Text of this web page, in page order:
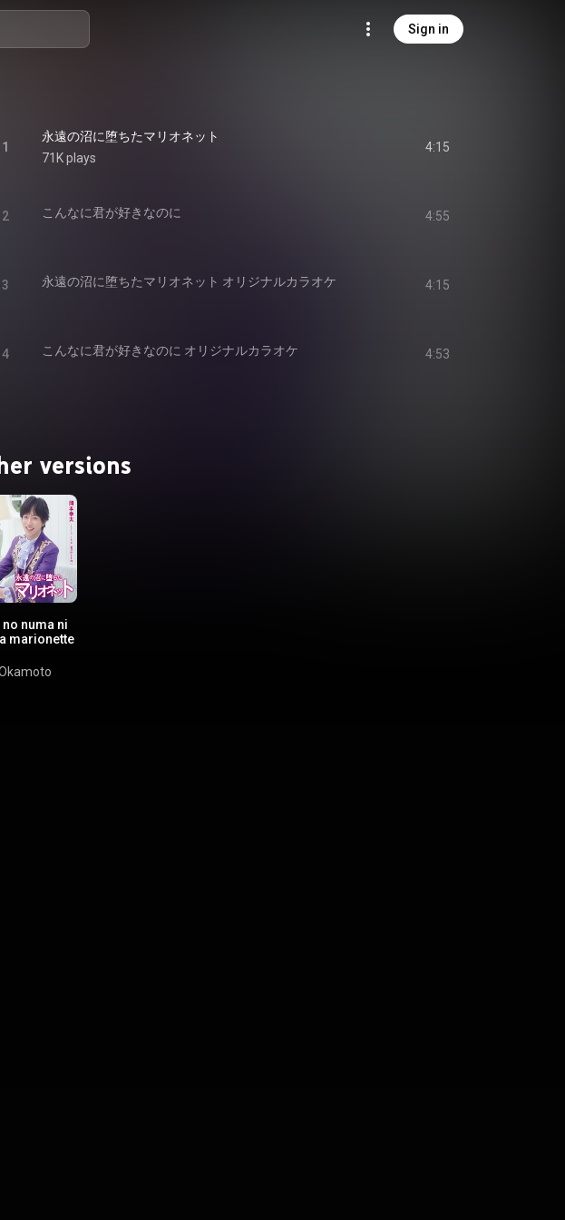
Sign in
1
永遠の沼に堕ちたマリオネット
71K plays
4:15
2 こんなに君が好きなのに 4:55
3 永遠の沼に堕ちたマリオネット オリジナルカラオケ 4:15
4 こんなに君が好きなのに オリジナルカラオケ 4:53
versions
no numa ni
marionette